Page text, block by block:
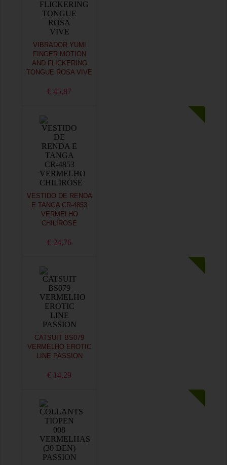
VIBRADOR YUMI
FINGER MOTION
AND FLICKERING
TONGUE ROSA VIVE
€ 45,87
VESTIDO DE RENDA
E TANGA CR-4853
VERMELHO
CHILIROSE
€ 24,76
CATSUIT BS079
VERMELHO EROTIC
LINE PASSION
€ 14,29